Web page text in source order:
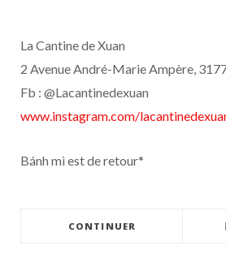
La Cantine de Xuan
2 Avenue André-Marie Ampère,
Fb : @Lacantinedexuan
www.instagram.com/
Bánh mì est de retour*
CONTINUER